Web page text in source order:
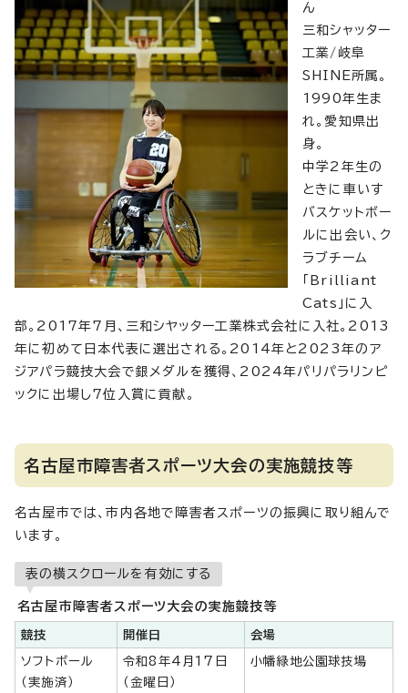
ん
三和シャッター
工業/岐阜
SHINE所属。
1990年生ま
れ。愛知県出
身。
中学2年生の
ときに車いす
バスケットボー
ルに出会い、ク
ラブチーム
「Brilliant
Cats」に入
部。2017年7月、三和シヤッター工業株式会社に入社。2013
年に初めて日本代表に選出される。2014年と2023年のア
ジアパラ競技大会で銀メダルを獲得、2024年パリパラリンピ
ックに出場し7位入賞に貢献。
名古屋市障害者スポーツ大会の実施競技等
名古屋市では、市内各地で障害者スポーツの振興に取り組んで
います。
表の横スクロールを有効にする
名古屋市障害者スポーツ大会の実施競技等
競技 開催日 会場
ソフトボール
（実施済）
令和8年4月17日
（金曜日）
小幡緑地公園球技場